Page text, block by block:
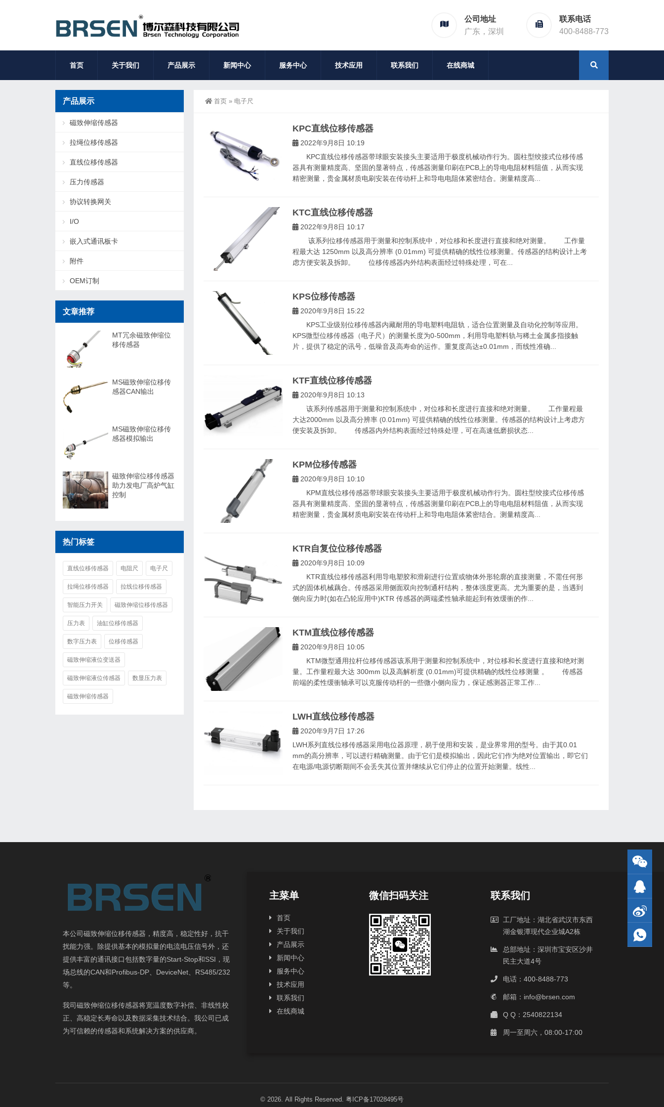
公司地址
广东，深圳
联系电话
400-8488-773
首页 关于我们 产品展示 新闻中心 服务中心 技术应用 联系我们 在线商城
首页 » 电子尺
KPC直线位移传感器
2022年9月8日 10:19
KPC直线位移传感器带球眼安装接头主要适用于极度机械动作行为。圆柱型绞接式位移传感
器具有测量精度高、坚固的显著特点，传感器测量印刷在PCB上的导电电阻材料阻值，从而实现
精密测量，贵金属材质电刷安装在传动杆上和导电电阻体紧密结合。测量精度高...
KTC直线位移传感器
2022年9月8日 10:17
该系列位移传感器用于测量和控制系统中，对位移和长度进行直接和绝对测量。 工作量
程最大达 1250mm 以及高分辨率 (0.01mm) 可提供精确的线性位移测量。传感器的结构设计上考
虑方便安装及拆卸。 位移传感器内外结构表面经过特殊处理，可在...
KPS位移传感器
2020年9月8日 15:22
KPS工业级别位移传感器内藏耐用的导电塑料电阻轨，适合位置测量及自动化控制等应用。
KPS微型位移传感器（电子尺）的测量长度为0-500mm，利用导电塑料轨与稀土金属多指接触
片，提供了稳定的讯号，低噪音及高寿命的运作。重复度高达±0.01mm，而线性准确...
KTF直线位移传感器
2020年9月8日 10:13
该系列传感器用于测量和控制系统中，对位移和长度进行直接和绝对测量。 工作量程最
大达2000mm 以及高分辨率 (0.01mm) 可提供精确的线性位移测量。传感器的结构设计上考虑方
便安装及拆卸。 传感器内外结构表面经过特殊处理，可在高速低磨损状态...
KPM位移传感器
2020年9月8日 10:10
KPM直线位移传感器带球眼安装接头主要适用于极度机械动作行为。圆柱型绞接式位移传感
器具有测量精度高、坚固的显著特点，传感器测量印刷在PCB上的导电电阻材料阻值，从而实现
精密测量，贵金属材质电刷安装在传动杆上和导电电阻体紧密结合。测量精度高...
KTR自复位位移传感器
2020年9月8日 10:09
KTR直线位移传感器利用导电塑胶和滑刷进行位置或物体外形轮廓的直接测量，不需任何形
式的固体机械藕合。传感器采用侧面双向控制通杆结构，整体强度更高。尤为重要的是，当遇到
侧向应力时(如在凸轮应用中)KTR 传感器的两端柔性轴承能起到有效缓衝的作...
KTM直线位移传感器
2020年9月8日 10:05
KTM微型通用拉杆位移传感器该系用于测量和控制系统中，对位移和长度进行直接和绝对测
量。工作量程最大达 300mm 以及高解析度 (0.01mm)可提供精确的线性位移测量 。 传感器
前端的柔性缓衝轴承可以克服传动杆的一些微小侧向应力，保证感测器正常工作...
LWH直线位移传感器
2020年9月7日 17:26
LWH系列直线位移传感器采用电位器原理，易于使用和安装，是业界常用的型号。由于其0.01
mm的高分辨率，可以进行精确测量。由于它们是模拟输出，因此它们作为绝对位置输出，即它们
在电源/电源切断期间不会丢失其位置并继续从它们停止的位置开始测量。线性...
产品展示
磁致伸缩传感器
拉绳位移传感器
直线位移传感器
压力传感器
协议转换网关
I/O
嵌入式通讯板卡
附件
OEM订制
文章推荐
MT冗余磁致伸缩位
移传感器
MS磁致伸缩位移传
感器CAN输出
MS磁致伸缩位移传
感器模拟输出
磁致伸缩位移传感器
助力发电厂高炉气缸
控制
热门标签
直线位移传感器 电阻尺 电子尺
拉绳位移传感器 拉线位移传感器
智能压力开关 磁致伸缩位移传感器
压力表 油缸位移传感器
数字压力表 位移传感器
磁致伸缩液位变送器
磁致伸缩液位传感器 数显压力表
磁致伸缩传感器
本公司磁致伸缩位移传感器，精度高，稳定性好，抗干
扰能力强。除提供基本的模拟量的电流电压信号外，还
提供丰富的通讯接口包括数字量的Start-Stop和SSI，现
场总线的CAN和Profibus-DP、DeviceNet、RS485/232
等。
我司磁致伸缩位移传感器将宽温度数字补偿、非线性校
正、高稳定长寿命以及数据采集技术结合。我公司已成
为可信赖的传感器和系统解决方案的供应商。
主菜单
首页
关于我们
产品展示
新闻中心
服务中心
技术应用
联系我们
在线商城
微信扫码关注 联系我们
工厂地址：湖北省武汉市东西
湖金银潭现代企业城A2栋
总部地址：深圳市宝安区沙井
民主大道4号
电话：400-8488-773
邮箱：info@brsen.com
Q Q：2540822134
周一至周六，08:00-17:00
© 2026. All Rights Reserved. 粤ICP备17028495号